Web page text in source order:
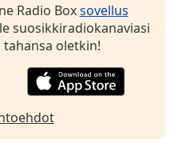
Radio Boxsovellus
suosikkiradiokanaviasi
tahansa oletkin!